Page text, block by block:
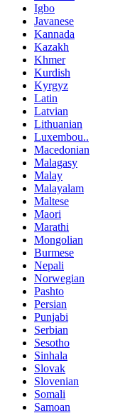
Igbo
Javanese
Kannada
Kazakh
Khmer
Kurdish
Kyrgyz
Latin
Latvian
Lithuanian
Luxembou..
Macedonian
Malagasy
Malay
Malayalam
Maltese
Maori
Marathi
Mongolian
Burmese
Nepali
Norwegian
Pashto
Persian
Punjabi
Serbian
Sesotho
Sinhala
Slovak
Slovenian
Somali
Samoan